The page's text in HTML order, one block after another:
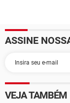
ASSINE
VEJA TAMBÉM